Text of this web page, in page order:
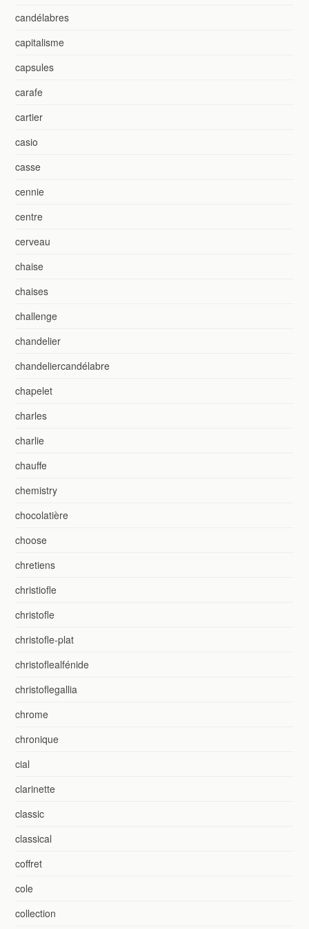
candélabres
capitalisme
capsules
carafe
cartier
casio
casse
cennie
centre
cerveau
chaise
chaises
challenge
chandelier
chandeliercandélabre
chapelet
charles
charlie
chauffe
chemistry
chocolatière
choose
chretiens
christiofle
christofle
christofle-plat
christoflealfénide
christoflegallia
chrome
chronique
cial
clarinette
classic
classical
coffret
cole
collection